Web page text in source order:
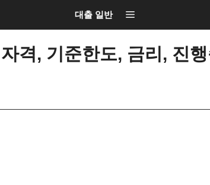
대출 일반
격, 기준한도, 금리, 진